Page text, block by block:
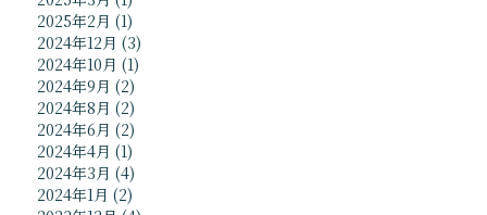
2025年2月 (1)
2024年12月 (3)
2024年10月 (1)
2024年9月 (2)
2024年8月 (2)
2024年6月 (2)
2024年4月 (1)
2024年3月 (4)
2024年1月 (2)